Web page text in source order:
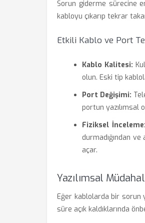
Sorun giderme sürecine
kabloyu çıkarıp tekrar
Etkili Kablo ve Port
Kablo Kalitesi:
olun. Eski tip
Port Değişimi:
portun yazılımsal
Fiziksel İnceleme:
durmadığından
açar.
Yazılımsal
Eğer kablolarda bir sorun
süre açık kaldıklarında